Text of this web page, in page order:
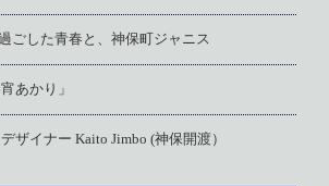
ごした青春と、神保町ジャニス
あかり」
ザイナー Kaito Jimbo (神保開渡）